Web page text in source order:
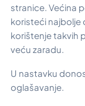
stranice. Većina
koristeći najbolje
korištenje takvih
veću zaradu.
U nastavku
oglašavanje.